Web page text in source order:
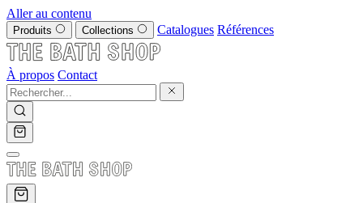
Aller au contenu
Produits Collections Catalogues Références
À propos Contact